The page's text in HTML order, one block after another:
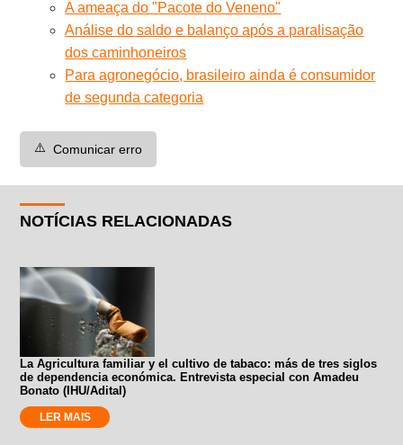
A ameaça do "Pacote do Veneno"
Análise do saldo e balanço após a paralisação
dos caminhoneiros
Para agronegócio, brasileiro ainda é consumidor
de segunda categoria
⚠️ Comunicar erro
NOTÍCIAS RELACIONADAS
La Agricultura familiar y el cultivo de tabaco: más de tres siglos
de dependencia económica. Entrevista especial con Amadeu
Bonato (IHU/Adital)
LER MAIS